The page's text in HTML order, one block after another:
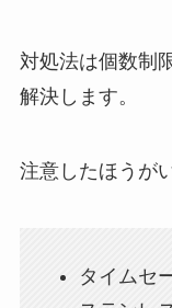
対処法は個数制
解決します。
注意したほうが
タイムセ